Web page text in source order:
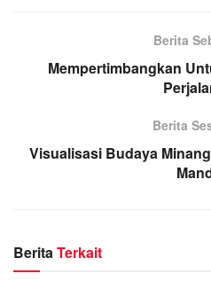
Berita
Mempertimbangkan
Berita
Visualisasi Budaya
BeritaTerkait